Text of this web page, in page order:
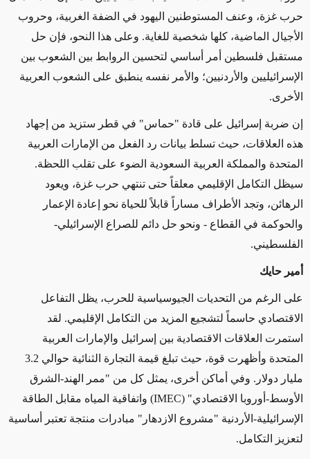
حرب غزة، وعنف المستوطنين اليهود في الضفة الغربية، وحروب
الأجيال الماضية، كلها شخصية للغاية. وعلى هذا النحو، فإن حل
مستقبل فلسطين أمر أساسي لتحسين الروابط بين الشعوب بين
الإسرائيليين والأردنيين؛ والأمر نفسه ينطبق على الشعوب العربية
الأخرى.
إن ضربة إسرائيل على قادة "حماس" في قطر ستزيد من إجهاد
هذه العلاقات، حيث تسلط بيانات رد الفعل من الإمارات العربية
المتحدة والمملكة العربية السعودية الضوء على تقلب اللحظة.
سيظل التكامل الإقليمي معلقاً حتى تنتهي حرب غزة، ويعود
الرهائن، وتجد الأطراف مساراً قابلاً للحياة نحو إعادة الإعمار
والحوكمة في القطاع - ونحو حل دائم للصراع الإسرائيلي-
الفلسطيني.
أمير حايك
على الرغم من التحديات الجيوسياسية للحرب، يظل التفاعل
الاقتصادي حاسماً لتشجيع المزيد من التكامل الإقليمي. لقد
استمرت العلاقات الاقتصادية بين إسرائيل والإمارات العربية
المتحدة وأظهرت قوة، حيث تبلغ قيمة التجارة الثنائية حوالي 3.2
مليار دولار. وفي أماكن أخرى، يمثل كل من "ممر الهند-الشرق
الأوسط-أوروبا الاقتصادي" (IMEC)
واتفاقية المياه مقابل الطاقة
الإسرائيلية-الأردنية "مشروع الازدهار" مبادرات منتجة تعتبر أساسية
لتعزيز التكامل.